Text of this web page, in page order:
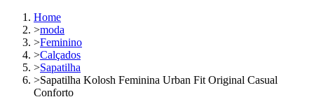
Home
>moda
>Feminino
>Calçados
>Sapatilha
>Sapatilha Kolosh Feminina Urban Fit Original Casual
Conforto